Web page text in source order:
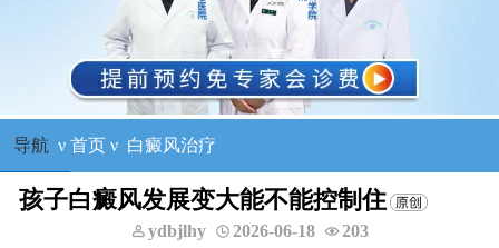
导航 ν 首页ν 白癜风治疗
孩子白癜风发展变大能不能控制住
ydbjlhy 2026-06-18 203